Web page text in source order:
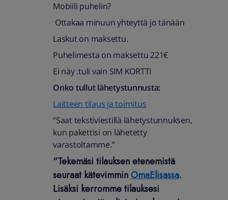
Mobiili puhelin?
Ottakaa minuun yhteyttä jo tänään
Laskut on maksettu.
Puhelimesta on maksettu 221€
Ei näy .tuli vain SIM KORTTI
Onko tullut lähetystunnusta:
Laitteen tilaus ja toimitus
“Saat tekstiviestillä lähetystunnuksen,
kun pakettisi on lähetetty
varastoltamme.”
“Tekemäsi tilauksen etenemistä
seuraat kätevimminOmaElisassa.
Lisäksi kerromme tilauksesi